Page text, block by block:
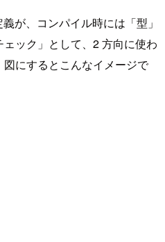
が、コンパイル時には「型」
ック」として、2 方向に使わ
にするとこんなイメージで